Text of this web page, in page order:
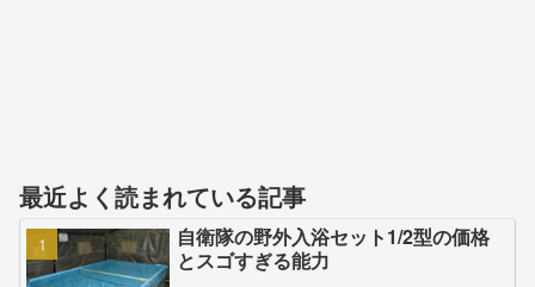
最近よく読まれている記事
自衛隊の野外入浴セット1/2型の価格
とスゴすぎる能力